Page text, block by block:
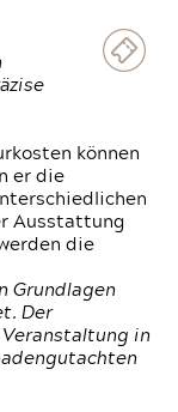
können
er die
Ausstattung
die
Grundlagen
Der
Veranstaltung in